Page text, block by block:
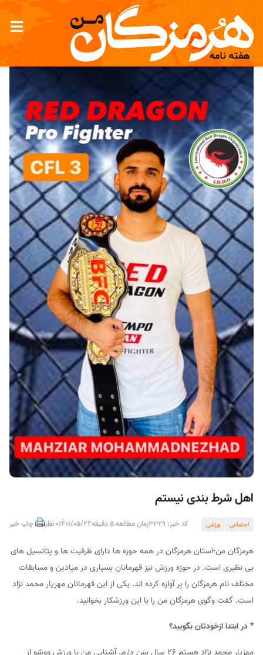
اهل شرط بندی نیستم
اجتماعی ورزشی کد خبر: 3329 زمان مطالعه 5 دقیقه 1401/05/240 نظر چاپ خبر
هرمزگان من-استان هرمزگان در همه حوزه ها دارای ظرفیت ها و پتانسیل های
بی نظیری است. در حوزه ورزش نیز قهرمانان بسیاری در میادین و مسابقات
مختلف نام هرمزگان را پر آوازه کرده اند. یکی از این قهرمانان مهزیار محمد نژاد
است. گفت وگوی هرمزگان من را با این ورزشکار بخوانید.
* در ابتدا ازخودتان بگویید؟
مهزیار محمد نژاد هستم ۲۶ سال سن دارم. آشنایی من با ورزش ووشو از